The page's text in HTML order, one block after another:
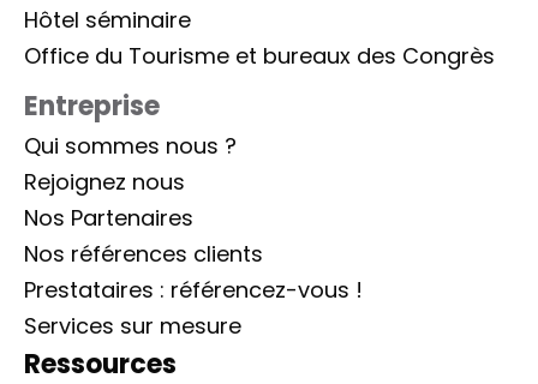
Hôtel séminaire
Office du Tourisme et bureaux des Congrès
Entreprise
Qui sommes nous ?
Rejoignez nous
Nos Partenaires
Nos références clients
Prestataires : référencez-vous !
Services sur mesure
Ressources